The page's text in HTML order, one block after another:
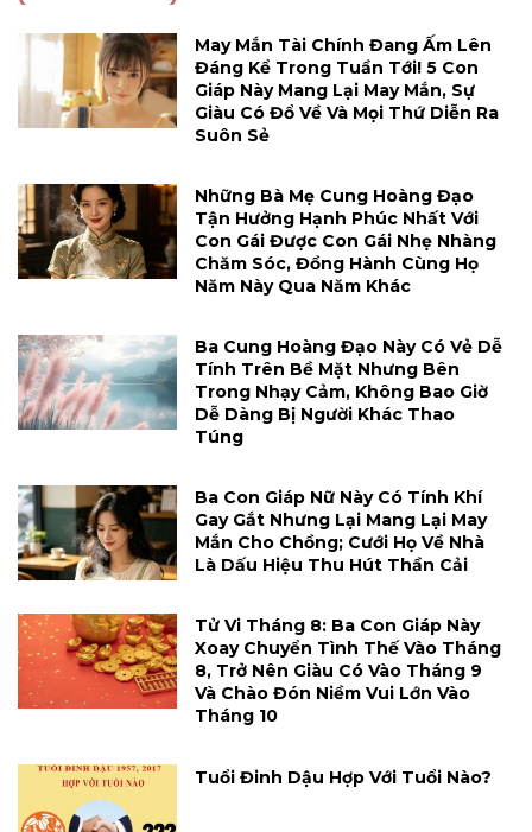
May Mắn Tài Chính Đang Ấm Lên
Đáng Kể Trong Tuần Tới! 5 Con
Giáp Này Mang Lại May Mắn, Sự
Giàu Có Đổ Về Và Mọi Thứ Diễn Ra
Suôn Sẻ
Những Bà Mẹ Cung Hoàng Đạo
Tận Hưởng Hạnh Phúc Nhất Với
Con Gái Được Con Gái Nhẹ Nhàng
Chăm Sóc, Đồng Hành Cùng Họ
Năm Này Qua Năm Khác
Ba Cung Hoàng Đạo Này Có Vẻ Dễ
Tính Trên Bề Mặt Nhưng Bên
Trong Nhạy Cảm, Không Bao Giờ
Dễ Dàng Bị Người Khác Thao
Túng
Ba Con Giáp Nữ Này Có Tính Khí
Gay Gắt Nhưng Lại Mang Lại May
Mắn Cho Chồng; Cưới Họ Về Nhà
Là Dấu Hiệu Thu Hút Thần Cải
Tử Vi Tháng 8: Ba Con Giáp Này
Xoay Chuyển Tình Thế Vào Tháng
8, Trở Nên Giàu Có Vào Tháng 9
Và Chào Đón Niềm Vui Lớn Vào
Tháng 10
Tuổi Đinh Dậu Hợp Với Tuổi Nào?